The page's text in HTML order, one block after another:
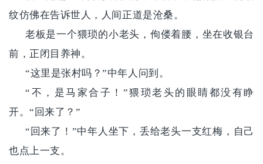
纹仿佛在告诉世人，人间正道是沧桑。
老板是一个猥琐的小老头，佝偻着腰，坐在收银台
前，正闭目养神。
“这里是张村吗？”中年人问到。
“不，是马家合子！”猥琐老头的眼睛都没有睁
开。“回来了？”
“回来了！”中年人坐下，丢给老头一支红梅，自己
也点上一支。